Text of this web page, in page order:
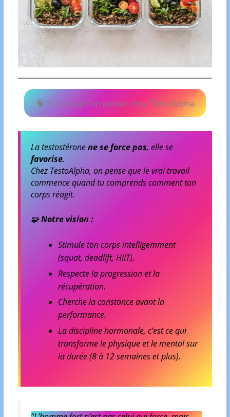
🧠 5. Ce que l’on pense chez TestoAlpha
La testostéronene se force pas, elle se
favorise.
Chez TestoAlpha, on pense que le vrai travail
commence quand tu comprends comment ton
corps réagit.
🧩Notre vision :
Stimule ton corps intelligemment
(squat, deadlift, HIIT).
Respecte la progression et la
récupération.
Cherche la constance avant la
performance.
La discipline hormonale, c’est ce qui
transforme le physique et le mental sur
la durée (8 à 12 semaines et plus).